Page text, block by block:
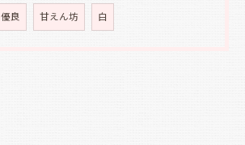
優良 甘えん坊 白